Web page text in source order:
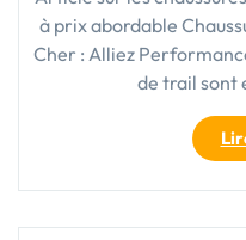
à prix abordable
Cher : Alliez
de trail sont